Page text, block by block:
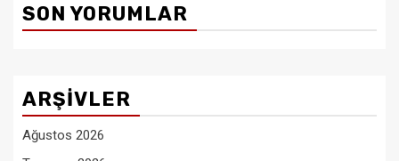
SON YORUMLAR
ARŞIVLER
Ağustos 2026